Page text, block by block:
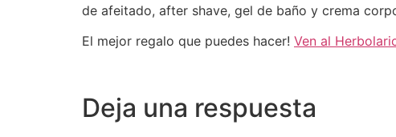
de afeitado, after shave, gel de baño y crema
El mejor regalo que puedes hacer! Ven al
Deja una respuesta